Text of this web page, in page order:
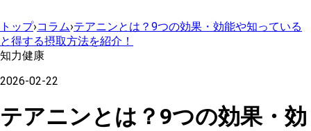
トップ›コラム›テアニンとは？9つの効果・効能や知っている
と得する摂取方法を紹介！
知力健康
2026-02-22
テアニンとは？9つの効果・効